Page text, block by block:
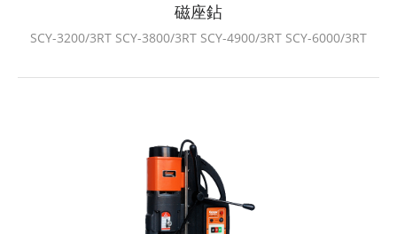
磁座鉆
SCY-3200/3RT SCY-3800/3RT SCY-4900/3RT SCY-6000/3RT